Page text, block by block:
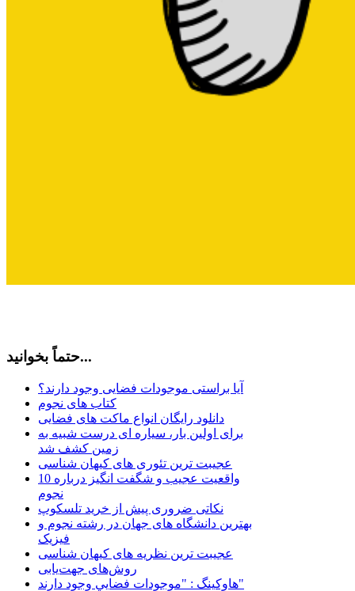
حتماً بخوانید...
آیا براستی موجودات فضایی وجود دارند؟
کتاب های نجوم
دانلود رایگان انواع ماکت های فضایی
برای اولین بار، سیاره ای درست شبیه به
زمین کشف شد
عجیبت ترین تئوری های کیهان شناسی
10 واقعیت عجیب و شگفت انگیز درباره
نجوم
نکاتی ضروری پیش از خرید تلسکوپ
بهترین دانشگاه های جهان در رشته نجوم و
فیزیک
عجیبت ترین نظریه های کیهان شناسی
روش‌های جهت‌یابی
هاوكينگ : "موجودات فضايي وجود دارند"